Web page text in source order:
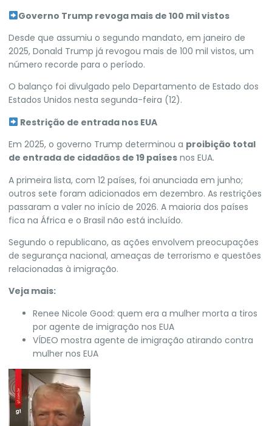
Governo Trump revoga mais de 100 mil vistos
Desde que assumiu o segundo mandato, em janeiro de
2025, Donald Trump já revogou mais de 100 mil vistos, um
número recorde para o período.
O balanço foi divulgado pelo Departamento de Estado dos
Estados Unidos nesta segunda-feira (12).
Restrição de entrada nos EUA
Em 2025, o governo Trump determinou a proibição total
de entrada de cidadãos de 19 países nos EUA.
A primeira lista, com 12 países, foi anunciada em junho;
outros sete foram adicionados em dezembro. As restrições
passaram a valer no início de 2026. A maioria dos países
fica na África e o Brasil não está incluído.
Segundo o republicano, as ações envolvem preocupações
de segurança nacional, ameaças de terrorismo e questões
relacionadas à imigração.
Veja mais:
Renee Nicole Good: quem era a mulher morta a tiros
por agente de imigração nos EUA
VÍDEO mostra agente de imigração atirando contra
mulher nos EUA